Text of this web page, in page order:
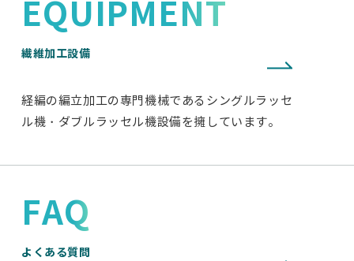
EQUIPMENT
繊維加工設備
経編の編立加工の専門機械であるシングルラッセ
ル機・ダブルラッセル機設備を擁しています。
FAQ
よくある質問